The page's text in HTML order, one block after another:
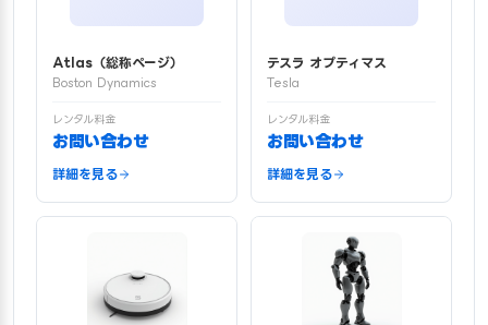
Atlas（総称ページ）
Boston Dynamics
レンタル料金
お問い合わせ
詳細を見る
テスラ オプティマス
Tesla
レンタル料金
お問い合わせ
詳細を見る